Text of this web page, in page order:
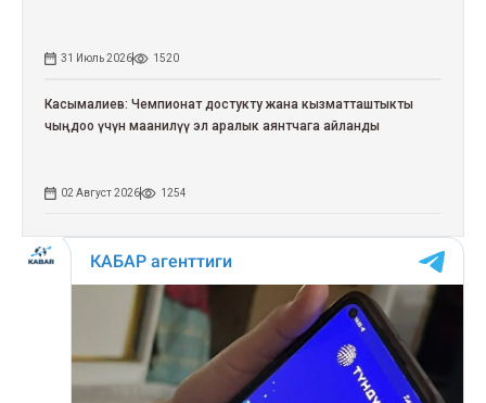
31 Июль 2026 1520
Касымалиев: Чемпионат достукту жана кызматташтыкты
чыңдоо үчүн маанилүү эл аралык аянтчага айланды
02 Август 2026 1254